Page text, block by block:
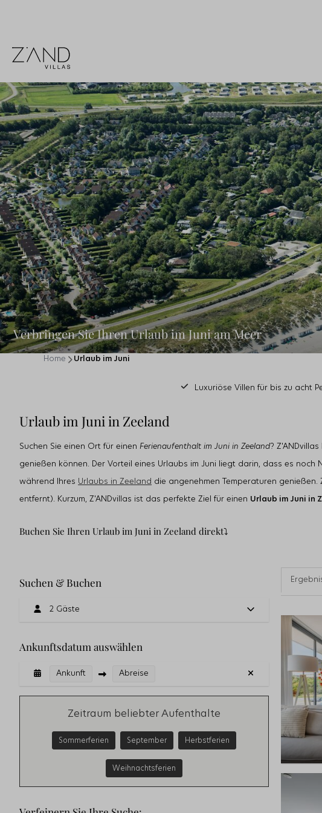
Verbringen Sie Ihren Urlaub im Juni am Meer
Home Urlaub im Juni
Luxuriöse Villen für bis zu acht
Urlaub im Juni in Zeeland
Suchen Sie einen Ort für einen Ferienaufenthalt im Juni in Zeeland?
genießen können. Der Vorteil eines Urlaubs im Juni liegt darin, dass es
während Ihres Urlaubs in Zeeland die angenehmen Temperaturen
entfernt). Kurzum, Z'ANDvillas ist das perfekte Ziel für einen Urlaub im Juni in
Buchen Sie Ihren Urlaub im Juni in Zeeland direkt⤵
Suchen & Buchen
2 Gäste
Ankunftsdatum auswählen
Ankunft Abreise
Zeitraum beliebter Aufenthalte
Sommerferien September Herbstferien
Weihnachtsferien